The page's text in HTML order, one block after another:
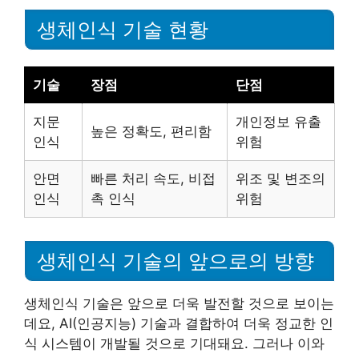
생체인식 기술 현황
기술 장점 단점
지문
인식
높은 정확도, 편리함
개인정보 유출
위험
안면
인식
빠른 처리 속도, 비접
촉 인식
위조 및 변조의
위험
생체인식 기술의 앞으로의 방향
생체인식 기술은 앞으로 더욱 발전할 것으로 보이는
데요, AI(인공지능) 기술과 결합하여 더욱 정교한 인
식 시스템이 개발될 것으로 기대돼요. 그러나 이와